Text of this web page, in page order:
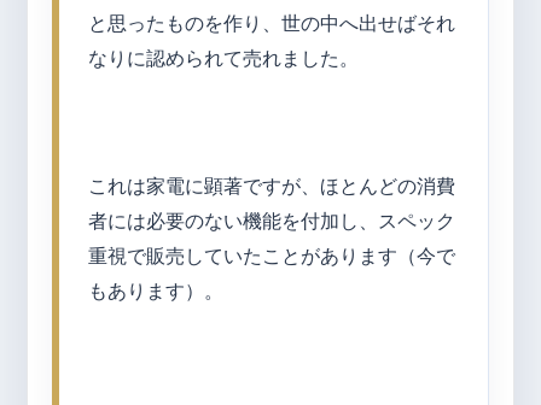
と思ったものを作り、世の中へ出せばそれ
なりに認められて売れました。
これは家電に顕著ですが、ほとんどの消費
者には必要のない機能を付加し、スペック
重視で販売していたことがあります（今で
もあります）。